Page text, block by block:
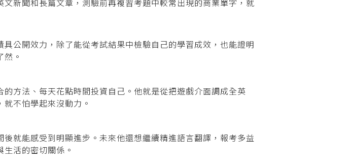
新聞和長篇文章，測驗前再複習考題中較常出現的商業單字，就
公開效力，除了能從考試結果中檢驗自己的學習成效，也能證明
。
方法、每天花點時間投資自己。他就是從把遊戲介面調成全英
不怕學起來沒動力。
就能感受到明顯進步。未來他還想繼續精進語言翻譯，報考多益
活的密切關係。